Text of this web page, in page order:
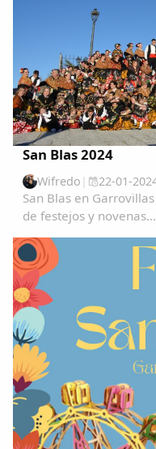
San Blas 2024
Wifredo | 22-01-
San Blas en
de festejos y
Copiar